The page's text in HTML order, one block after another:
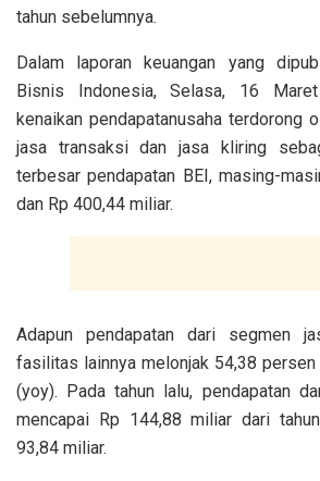
tahun sebelumnya.
Dalam laporan keuangan yang
Bisnis Indonesia, Selasa, 16
kenaikan pendapatanusaha terdorong
jasa transaksi dan jasa kliring
terbesar pendapatan BEI, masing-
dan Rp 400,44 miliar.
Adapun pendapatan dari segmen
fasilitas lainnya melonjak 54,38
(yoy). Pada tahun lalu, pendapatan
mencapai Rp 144,88 miliar dari
93,84 miliar.